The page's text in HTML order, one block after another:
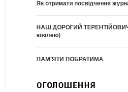
Як отримати посвідчення
НАШ ДОРОГИЙ
ювілею)
ПАМ’ЯТИ ПОБРАТИМА
ОГОЛОШЕННЯ